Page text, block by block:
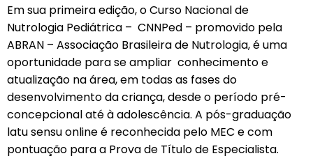
Em sua primeira edição, o Curso Nacional de
Nutrologia Pediátrica – CNNPed – promovido pela
ABRAN – Associação Brasileira de Nutrologia, é uma
oportunidade para se ampliar conhecimento e
atualização na área, em todas as fases do
desenvolvimento da criança, desde o período pré-
concepcional até à adolescência. A pós-graduação
latu sensu online é reconhecida pelo MEC e com
pontuação para a Prova de Título de Especialista.